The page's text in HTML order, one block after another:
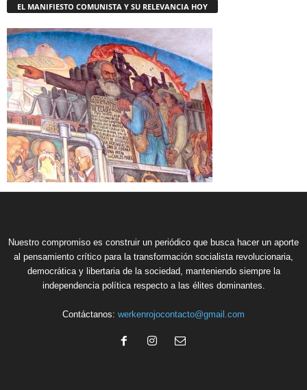
EL MANIFIESTO COMUNISTA Y SU RELEVANCIA HOY
Nuestro compromiso es construir un periódico que busca hacer un aporte
al pensamiento crítico para la transformación socialista revolucionaria,
democrática y libertaria de la sociedad, manteniendo siempre la
independencia política respecto a las élites dominantes.
Contáctanos: werkenrojocontacto@gmail.com